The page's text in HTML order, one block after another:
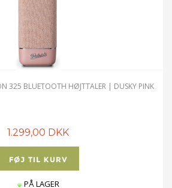
325 BLUETOOTH HØJTTALER | DUSKY PINK
1.299,00 DKK
PÅ LAGER